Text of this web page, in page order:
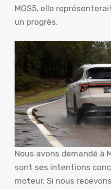
MGS5, elle
un progrès.
Nous avons demandé à
sont ses intentions
moteur. Si nous